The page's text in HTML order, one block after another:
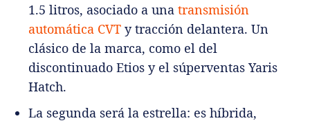
1.5 litros, asociado a una transmisión
automática CVT y tracción delantera. Un
clásico de la marca, como el del
discontinuado Etios y el súperventas Yaris
Hatch.
La segunda será la estrella: es híbrida,